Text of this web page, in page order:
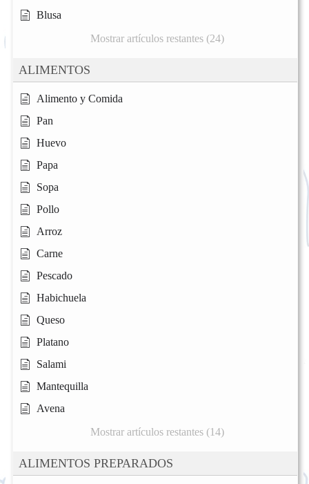
Blusa
Mostrar artículos restantes (24)
ALIMENTOS
Alimento y Comida
Pan
Huevo
Papa
Sopa
Pollo
Arroz
Carne
Pescado
Habichuela
Queso
Platano
Salami
Mantequilla
Avena
Mostrar artículos restantes (14)
ALIMENTOS PREPARADOS